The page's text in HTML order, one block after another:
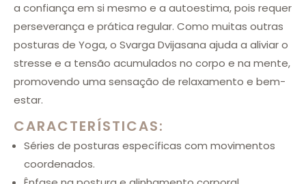
a confiança em si mesmo e a autoestima, pois requer
perseverança e prática regular. Como muitas outras
posturas de Yoga, o Svarga Dvijasana ajuda a aliviar o
stresse e a tensão acumulados no corpo e na mente,
promovendo uma sensação de relaxamento e bem-
estar.
CARACTERÍSTICAS:
Séries de posturas específicas com movimentos
coordenados.